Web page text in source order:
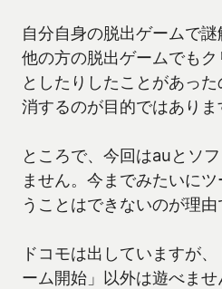
自分自身の脱出ゲームで謎
他の方の脱出ゲームでも
としたりしたことがあっ
消するのが目的ではありま
ところで、今回はauとソ
ません。今までみたいに
うことはできないのが理由
ドコモは出していますが
ーム開始」以外は遊べま